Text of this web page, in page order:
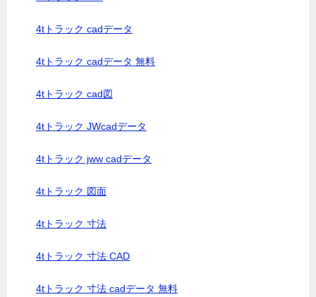
4tトラック cadデータ
4tトラック cadデータ 無料
4tトラック cad図
4tトラック JWcadデータ
4tトラック jww cadデータ
4tトラック 図面
4tトラック 寸法
4tトラック 寸法 CAD
4tトラック 寸法 cadデータ 無料